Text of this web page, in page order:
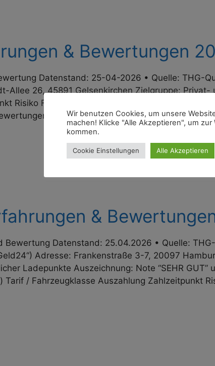
& Bewertungen
Datenstand: 25-04-2026 • Quelle: THG-
Allee 26, 45891 Gelsenkirchen Zielgruppe:
Risiko Fixprämie 270 € nach UBA-Bescheid¹
&
Bewertung Datenstand: 25.04.2026 • Quelle:
Adresse: Frankenstraße 3-7, 20097
Lade­punkte Auszeichnung: Note “SEHR
/ Fahrzeugklasse Auszahlung Zahl­zeit­punkt
Wir benutzen Cookies, um unsere
machen! Klicke "Alle Akzeptieren", um zur
kommen.
Cookie Einstellungen Alle Akzeptieren